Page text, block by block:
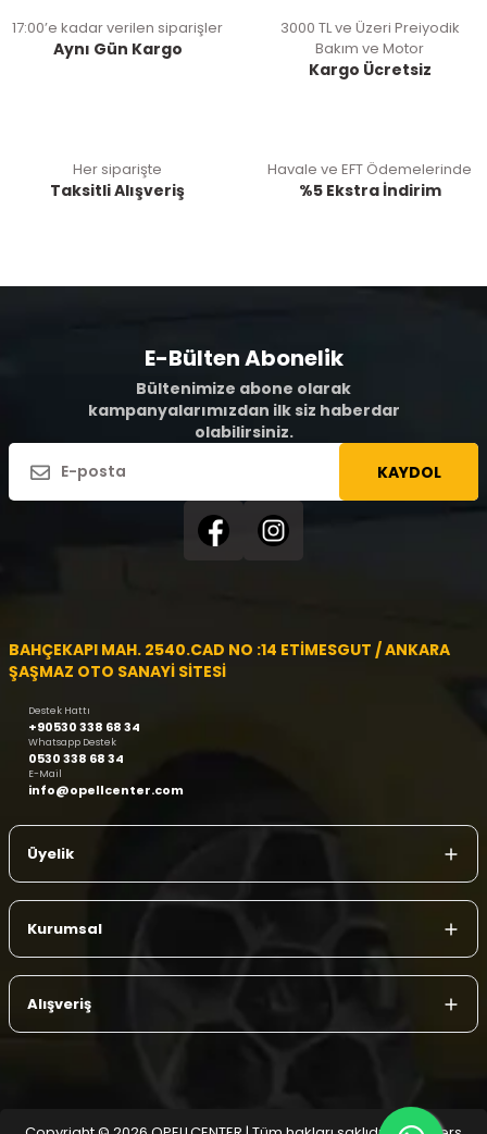
17:00’e kadar verilen siparişler
Aynı Gün Kargo
3000 TL ve Üzeri Preiyodik
Bakım ve Motor
Kargo Ücretsiz
Her siparişte
Taksitli Alışveriş
Havale ve EFT Ödemelerinde
%5 Ekstra İndirim
E-Bülten Abonelik
Bültenimize abone olarak
kampanyalarımızdan ilk siz haberdar
olabilirsiniz.
KAYDOL
BAHÇEKAPI MAH. 2540.CAD NO :14 ETİMESGUT / ANKARA
ŞAŞMAZ OTO SANAYİ SİTESİ
Destek Hattı
+90530 338 68 34
Whatsapp Destek
0530 338 68 34
E-Mail
info@opellcenter.com
Üyelik
Kurumsal
Alışveriş